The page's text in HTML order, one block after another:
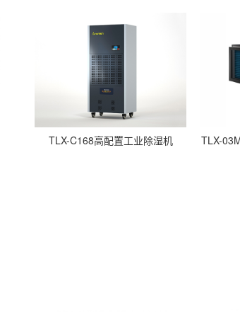
TLX-C168高配置工业除湿机
TLX-